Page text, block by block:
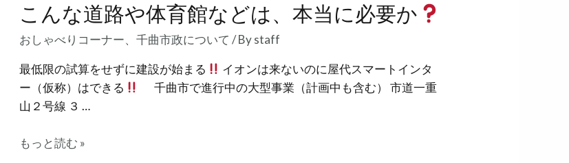
示
と
説
明
を
求
る
こんな道路や体育館などは、本当に必要か
おしゃべりコーナー、千曲市政について / Bystaff
最低限の試算をせずに建設が始まる
イオンは来ないのに屋代スマートインタ
ー（仮称）はできる
千曲市で進行中の大型事業（計画中も含む） 市道一重
山２号線 ３ …
こ
もっと読む »